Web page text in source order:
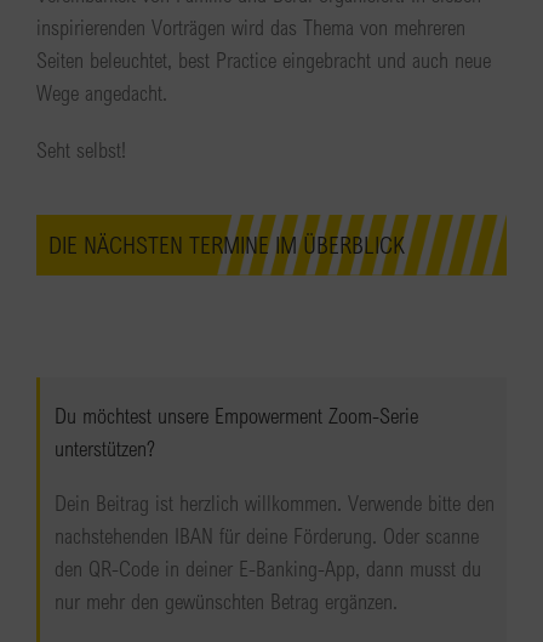
inspirierenden Vorträgen wird das Thema von mehreren
Seiten beleuchtet, best Practice eingebracht und auch neue
Wege angedacht.
Seht selbst!
DIE NÄCHSTEN TERMINE IM ÜBERBLICK
Du möchtest unsere Empowerment Zoom-Serie
unterstützen?
Dein Beitrag ist herzlich willkommen. Verwende bitte den
nachstehenden IBAN für deine Förderung. Oder scanne
den QR-Code in deiner E-Banking-App, dann musst du
nur mehr den gewünschten Betrag ergänzen.